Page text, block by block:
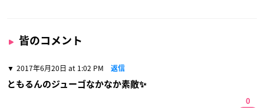
皆のコメント
2017年6月20日 at 1:02 PM 返信
ともるんのジューゴなかなか素敵✨
0